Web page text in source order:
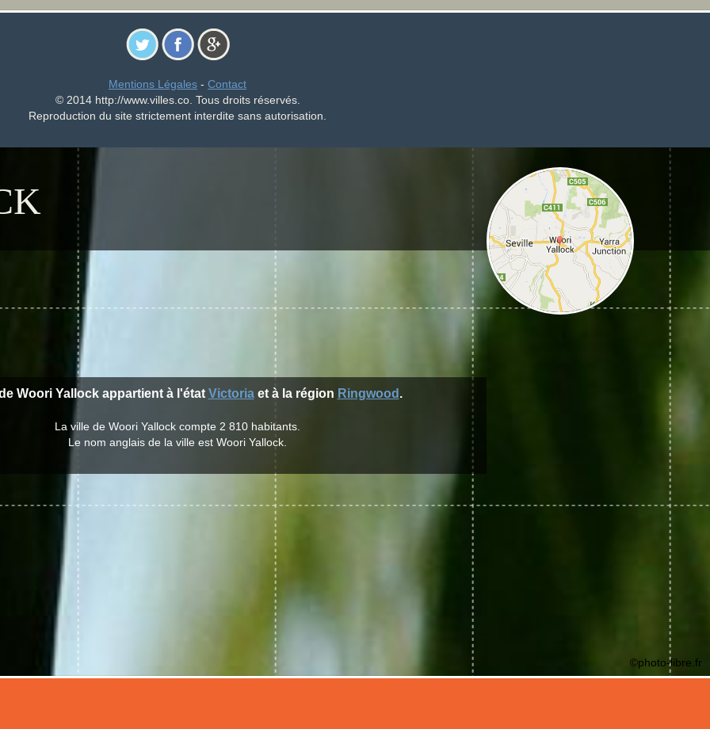
Mentions Légales - Contact
© 2014 http://www.villes.co. Tous droits réservés.
Reproduction du site strictement interdite sans autorisation.
Woori Yallock appartient à l'état Victoriaet à la région Ringwood .
La ville de Woori Yallock compte 2 810 habitants.
Le nom anglais de la ville est Woori Yallock.
©photo-libre.fr